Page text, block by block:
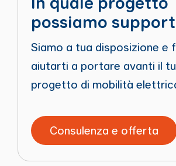
possiamo
Siamo a tua disposizione e
aiutarti a portare avanti il
progetto di mobilità
Consulenza e offerta